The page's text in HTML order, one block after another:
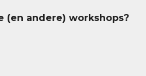
(en andere) workshops?